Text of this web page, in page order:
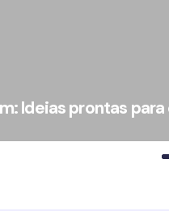
Ideias prontas